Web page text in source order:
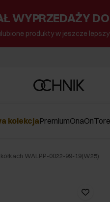
WYPRZEDAŻY
produkty w jeszcze
kolekcjaPremiumOnaOn
WALPP-0022-99-19(W25)